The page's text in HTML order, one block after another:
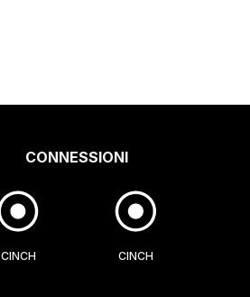
CONNESSIONI
CINCH CINCH